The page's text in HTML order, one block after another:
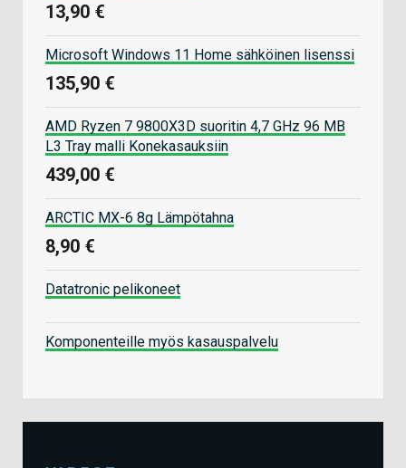
13,90 €
Microsoft Windows 11 Home sähköinen lisenssi
135,90 €
AMD Ryzen 7 9800X3D suoritin 4,7 GHz 96 MB
L3 Tray malli Konekasauksiin
439,00 €
ARCTIC MX-6 8g Lämpötahna
8,90 €
Datatronic pelikoneet
Komponenteille myös kasauspalvelu